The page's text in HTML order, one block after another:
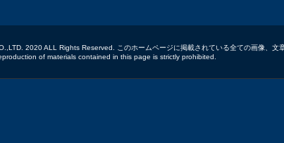
2020 ALL Rights Reserved. このホームページに掲載されている全ての画像、文
of materials contained in this page is strictly prohibited.